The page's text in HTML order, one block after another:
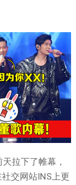
拉下了帷幕，
交网站INS上更